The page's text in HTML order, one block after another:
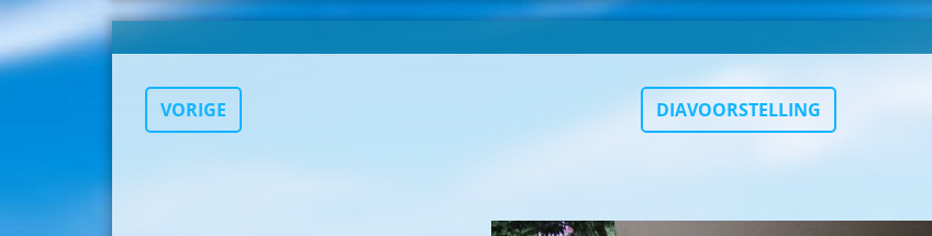
VORIGE DIAVOORSTELLING